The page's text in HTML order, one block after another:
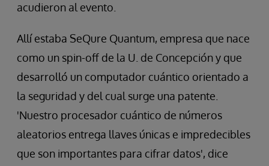
acudieron al evento.
Allí estaba SeQure Quantum, empresa que nace
como un spin-off de la U. de Concepción y que
desarrolló un computador cuántico orientado a
la seguridad y del cual surge una patente.
'Nuestro procesador cuántico de números
aleatorios entrega llaves únicas e impredecibles
que son importantes para cifrar datos', dice